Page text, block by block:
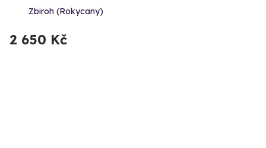
Zbiroh (Rokycany)
2 650 Kč